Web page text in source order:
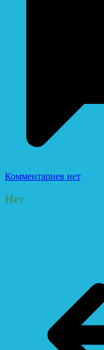
Комментариев нет
Нет